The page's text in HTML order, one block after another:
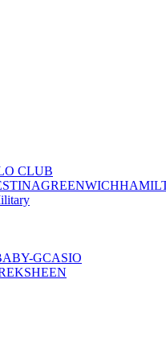
CLUB
GREENWICH
GCASIO
SHEEN